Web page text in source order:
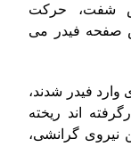
شفت، حرکت
صفحه فیدر می
فیدر شدند،
اند ریخته
گرانشی،